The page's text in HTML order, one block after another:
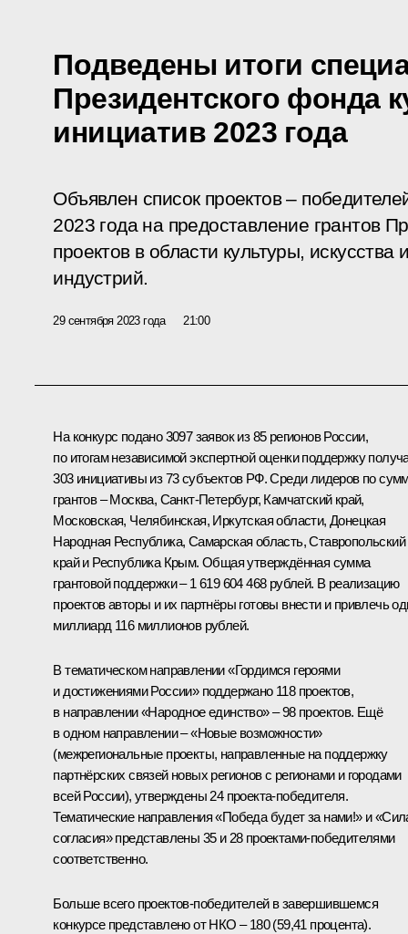
Подведены итоги
Президентского фонда
инициатив 2023 года
Объявлен список проектов –
2023 года на предоставление грантов
проектов в области культуры, искусства
индустрий.
29 сентября 2023 года 21:00
На конкурс подано 3097 заявок из 85 регионов России,
по итогам независимой экспертной оценки поддержку
303 инициативы из 73 субъектов РФ. Среди лидеров по
грантов – Москва, Санкт-Петербург, Камчатский край,
Московская, Челябинская, Иркутская области, Донецкая
Народная Республика, Самарская область, Ставропольский
край и Республика Крым. Общая утверждённая сумма
грантовой поддержки – 1 619 604 468 рублей. В реализацию
проектов авторы и их партнёры готовы внести и привлечь
миллиард 116 миллионов рублей.
В тематическом направлении «Гордимся героями
и достижениями России» поддержано 118 проектов,
в направлении «Народное единство» – 98 проектов. Ещё
в одном направлении – «Новые возможности»
(межрегиональные проекты, направленные на поддержку
партнёрских связей новых регионов с регионами и городами
всей России), утверждены 24 проекта-победителя.
Тематические направления «Победа будет за нами!» и
согласия» представлены 35 и 28 проектами-победителями
соответственно.
Больше всего проектов-победителей в завершившемся
конкурсе представлено от НКО – 180 (59,41 процента).